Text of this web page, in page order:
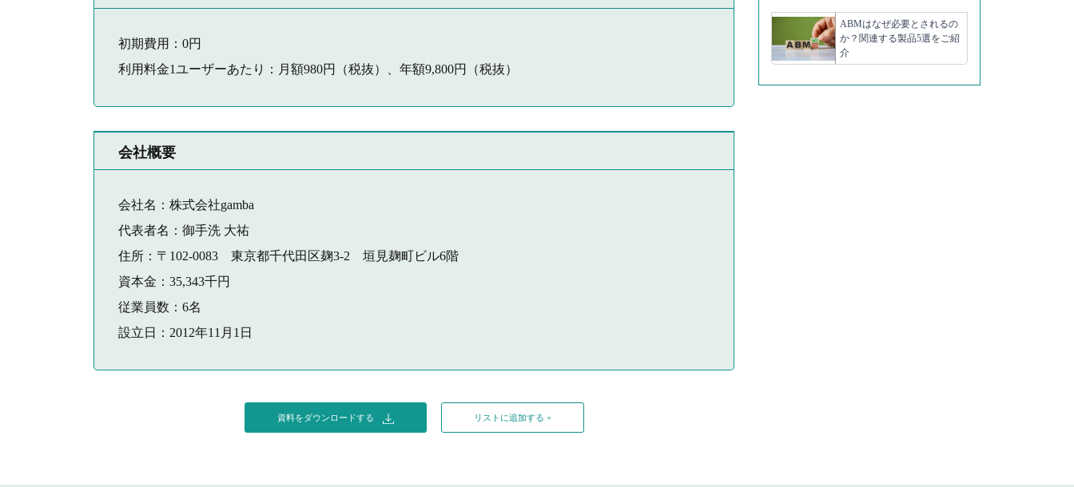
初期費用：0円
利用料金1ユーザーあたり：月額980円（税抜）、年額9,800円（税抜）
会社概要
会社名：株式会社gamba
代表者名：御手洗 大祐
住所：〒102-0083 東京都千代田区麹3-2 垣見麹町ビル6階
資本金：35,343千円
従業員数：6名
設立日：2012年11月1日
資料をダウンロードする リストに追加する +
ABMはなぜ必要とされるの
か？関連する製品5選をご紹
介